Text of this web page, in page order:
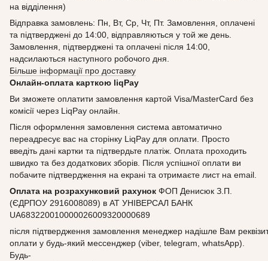
на відділення)
Відправка замовлень: Пн, Вт, Ср, Чт, Пт. Замовлення, оплачені
та підтверджені до 14:00, відправляються у той же день.
Замовлення, підтверджені та оплачені після 14:00,
надсилаються наступного робочого дня.
Більше інформації про доставку
Онлайн-оплата карткою liqPay
Ви зможете оплатити замовлення картой Visa/MasterCard без
комісії через LiqPay онлайн.
Після оформлення замовлення система автоматично
переадресує вас на сторінку LiqPay для оплати. Просто
введіть дані картки та підтвердьте платіж. Оплата проходить
швидко та без додаткових зборів. Після успішної оплати ви
побачите підтвердження на екрані та отримаєте лист на email.
Оплата на розрахунковий рахунок ФОП Денисюк З.П.
(ЄДРПОУ 2916008089) в АТ УНІВЕРСАЛ БАНК
UA683220010000026009320000689
після підтвердження замовлення менеджер надішле Вам
оплати у будь-який мессенджер (viber, telegram, whatsApp).
Будь-